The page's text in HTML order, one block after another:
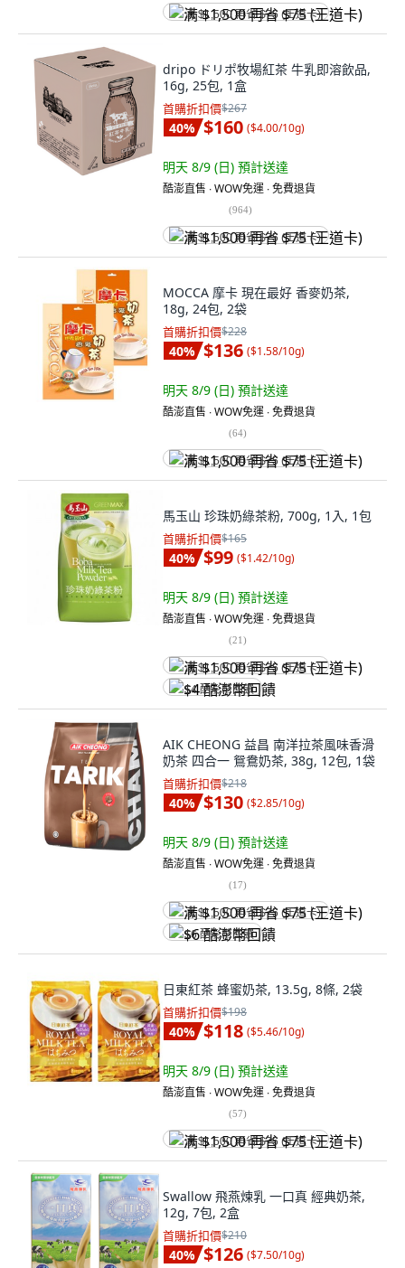
满 $1,500 再省 $75 (王道卡)
dripo ドリポ牧場紅茶 牛乳即溶飲品,
16g, 25包, 1盒
首購折扣價$267
40% $160 ($4.00/10g)
明天 8/9 (日) 預計送達
酷澎直售 ∙ WOW免運 ∙ 免費退貨
(964)
满 $1,500 再省 $75 (王道卡)
MOCCA 摩卡 現在最好 香麥奶茶,
18g, 24包, 2袋
首購折扣價$228
40% $136 ($1.58/10g)
明天 8/9 (日) 預計送達
酷澎直售 ∙ WOW免運 ∙ 免費退貨
(64)
满 $1,500 再省 $75 (王道卡)
馬玉山 珍珠奶綠茶粉, 700g, 1入, 1包
首購折扣價$165
40% $99 ($1.42/10g)
明天 8/9 (日) 預計送達
酷澎直售 ∙ WOW免運 ∙ 免費退貨
(21)
满 $1,500 再省 $75 (王道卡)
$4 酷澎幣回饋
AIK CHEONG 益昌 南洋拉茶風味香滑
奶茶 四合一 鴛鴦奶茶, 38g, 12包, 1袋
首購折扣價$218
40% $130 ($2.85/10g)
明天 8/9 (日) 預計送達
酷澎直售 ∙ WOW免運 ∙ 免費退貨
(17)
满 $1,500 再省 $75 (王道卡)
$6 酷澎幣回饋
日東紅茶 蜂蜜奶茶, 13.5g, 8條, 2袋
首購折扣價$198
40% $118 ($5.46/10g)
明天 8/9 (日) 預計送達
酷澎直售 ∙ WOW免運 ∙ 免費退貨
(57)
满 $1,500 再省 $75 (王道卡)
Swallow 飛燕煉乳 一口真 經典奶茶,
12g, 7包, 2盒
首購折扣價$210
40% $126 ($7.50/10g)